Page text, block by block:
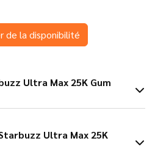
de la disponibilité